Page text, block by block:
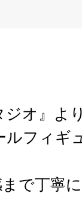
ジオ』よ
フィギ
で丁寧